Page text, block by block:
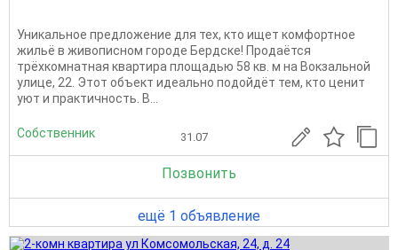
Уникальное предложение для тех, кто ищет комфортное
жильё в живописном городе Бердске! Продаётся
трёхкомнатная квартира площадью 58 кв. м на Вокзальной
улице, 22. Этот объект идеально подойдёт тем, кто ценит
уют и практичность. В...
Собственник 31.07
Позвонить
ещё 1 объявление